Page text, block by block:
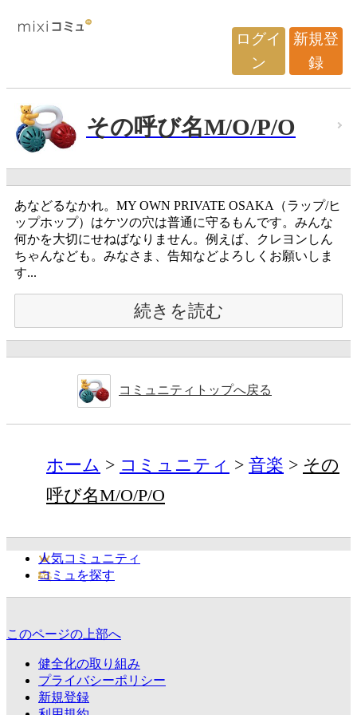
ログイ
ン
新規登
録
その呼び名M/O/P/O
あなどるなかれ。MY OWN PRIVATE OSAKA（ラップ/ヒ
ップホップ）はケツの穴は普通に守るもんです。みんな
何かを大切にせねばなりません。例えば、クレヨンしん
ちゃんなども。みなさま、告知などよろしくお願いしま
す...
続きを読む
コミュニティトップへ戻る
ホーム コミュニティ 音楽
その
呼び名M/O/P/O
人気コミュニティ
コミュを探す
このページの上部へ
健全化の取り組み
プライバシーポリシー
新規登録